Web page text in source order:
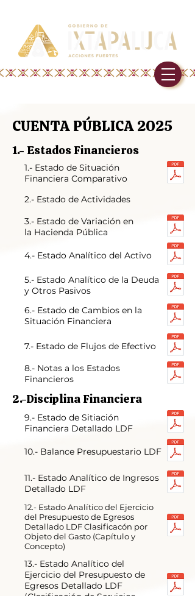
CUENTA PÚBLICA 2025
1.- Estados Financieros
1.- Estado de Situación
Financiera Comparativo
2.- Estado de Actividades
3.- Estado de Variación en
la Hacienda Pública
4.- Estado Analítico del Activo
5.- Estado Analítico de la Deuda
y Otros Pasivos
6.- Estado de Cambios en la
Situación Financiera
7.- Estado de Flujos de Efectivo
8.- Notas a los Estados
Financieros
2.-Disciplina Financiera
9.- Estado de Sitiación
Financiera Detallado LDF
10.- Balance Presupuestario LDF
11.- Estado Analítico de Ingresos
Detallado LDF
12.- Estado Analítico del Ejercicio
del Presupuesto de Egresos
Detallado LDF Clasificacón por
Objeto del Gasto (Capítulo y
Concepto)
13.- Estado Analítico del
Ejercicio del Presupuesto de
Egresos Detallado LDF